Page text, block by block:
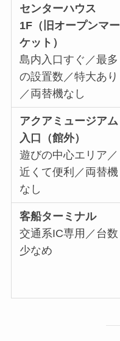
センターハウス
1F（旧オープンマー
ケット）
島内入口すぐ／最多
の設置数／特大あり
／両替機なし
アクアミュージアム
入口（館外）
遊びの中心エリア／
近くて便利／両替機
なし
客船ターミナル
交通系IC専用／台数
少なめ